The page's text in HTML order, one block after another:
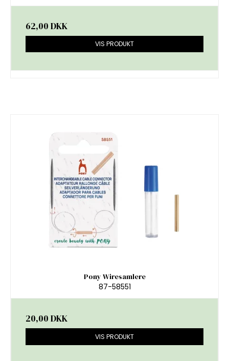
62,00 DKK
VIS PRODUKT
Pony Wiresamlere
87-58551
20,00 DKK
VIS PRODUKT